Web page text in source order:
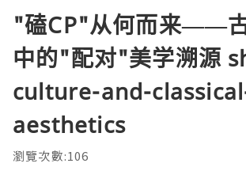
"磕CP"从何而来——
中的"配对"美学溯源
culture-and-
aesthetics
瀏覽次數:106